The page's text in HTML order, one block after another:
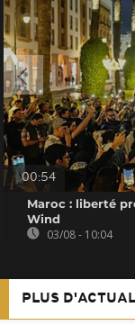
00:54
Maroc : liberté
Wind
03/08 - 10:04
PLUS